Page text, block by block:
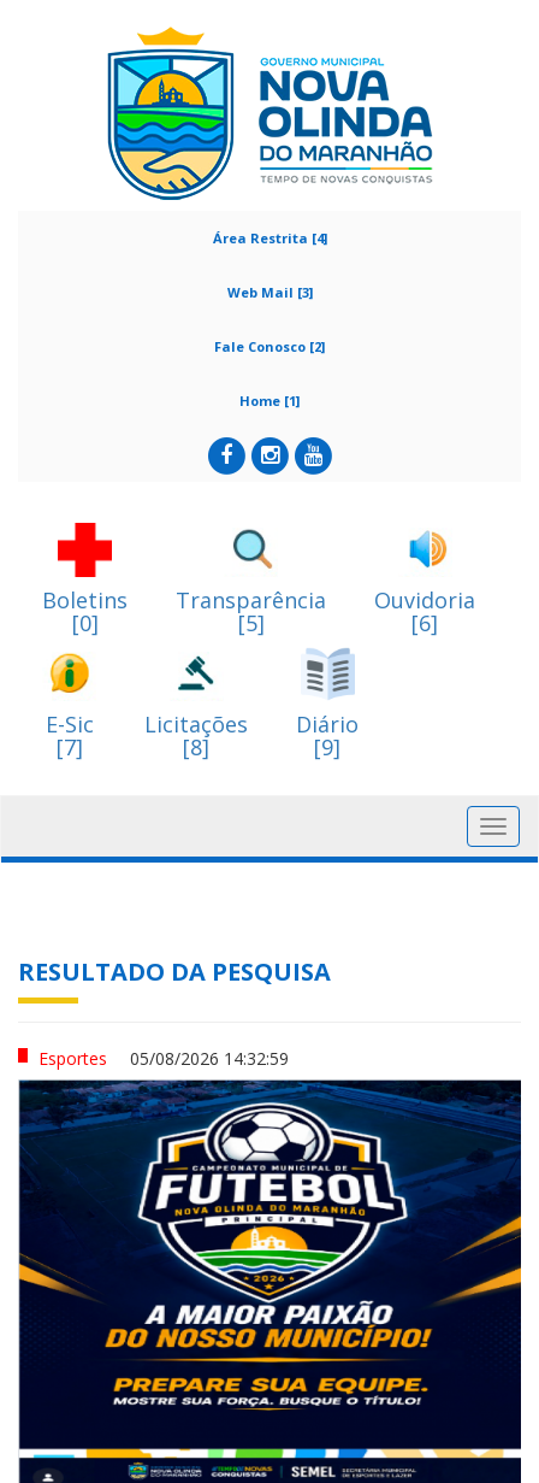
Área Restrita [4]
Web Mail [3]
Fale Conosco [2]
Home [1]
Boletins
[0]
Transparência
[5]
Ouvidoria
[6]
E-Sic
[7]
Licitações
[8]
Diário
[9]
RESULTADO DA PESQUISA
Esportes 05/08/2026 14:32:59